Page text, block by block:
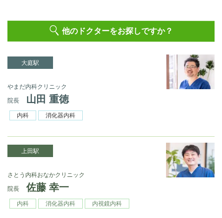
他のドクターをお探しですか？
大庭駅
やまだ内科クリニック
院長
山田 重徳
内科 消化器内科
上田駅
さとう内科おなかクリニック
院長
佐藤 幸一
内科 消化器内科 内視鏡内科